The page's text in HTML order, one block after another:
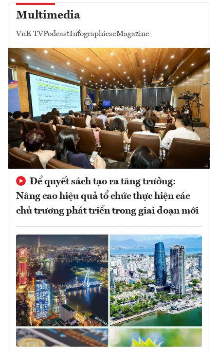
Multimedia
VnE TVPodcastInfographicseMagazine
Để quyết sách tạo ra tăng trưởng:
Nâng cao hiệu quả tổ chức thực hiện các
chủ trương phát triển trong giai đoạn mới